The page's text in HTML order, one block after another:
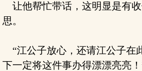
让他帮忙带话，这明显是有
思。
“江公子放心，还请江公子在
下一定将这件事办得漂漂亮亮